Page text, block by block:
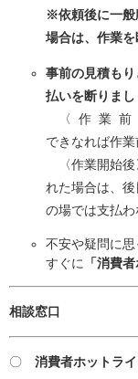
※依頼後に一般
場合は、作業を
事前の見積も
払いを断りまし
〈 作 業 前
できなれば作業
〈作業開始後
れた場合は、
の場では支払わ
不安や疑問に思
すぐに
「消費
相談窓口
〇 消費者ホットラ